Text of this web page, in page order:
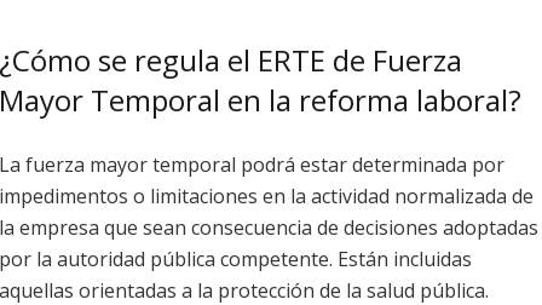
¿Cómo se regula el ERTE de Fuerza
Mayor Temporal en la reforma laboral?
La fuerza mayor temporal podrá estar determinada por
impedimentos o limitaciones en la actividad normalizada de
la empresa que sean consecuencia de decisiones adoptadas
por la autoridad pública competente. Están incluidas
aquellas orientadas a la protección de la salud pública.